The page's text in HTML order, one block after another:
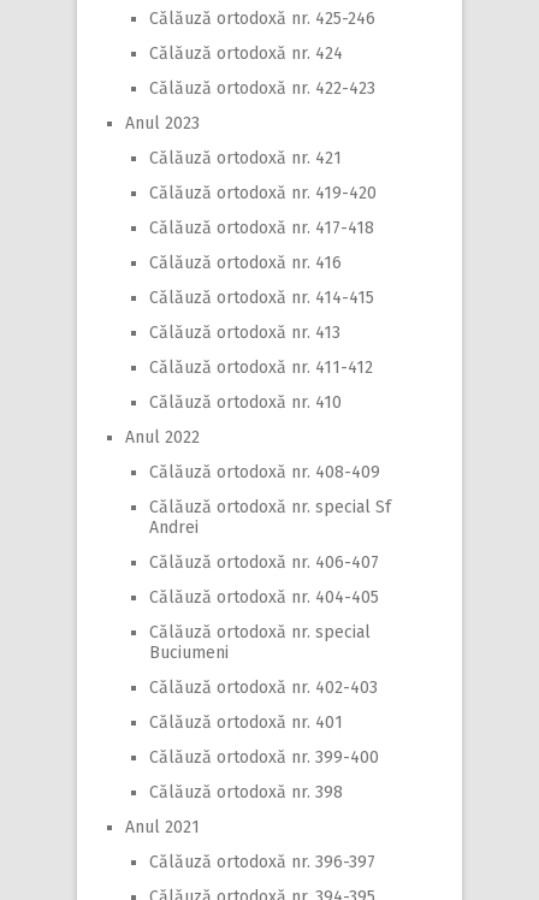
Călăuză ortodoxă nr. 425-246
Călăuză ortodoxă nr. 424
Călăuză ortodoxă nr. 422-423
Anul 2023
Călăuză ortodoxă nr. 421
Călăuză ortodoxă nr. 419-420
Călăuză ortodoxă nr. 417-418
Călăuză ortodoxă nr. 416
Călăuză ortodoxă nr. 414-415
Călăuză ortodoxă nr. 413
Călăuză ortodoxă nr. 411-412
Călăuză ortodoxă nr. 410
Anul 2022
Călăuză ortodoxă nr. 408-409
Călăuză ortodoxă nr. special Sf
Andrei
Călăuză ortodoxă nr. 406-407
Călăuză ortodoxă nr. 404-405
Călăuză ortodoxă nr. special
Buciumeni
Călăuză ortodoxă nr. 402-403
Călăuză ortodoxă nr. 401
Călăuză ortodoxă nr. 399-400
Călăuză ortodoxă nr. 398
Anul 2021
Călăuză ortodoxă nr. 396-397